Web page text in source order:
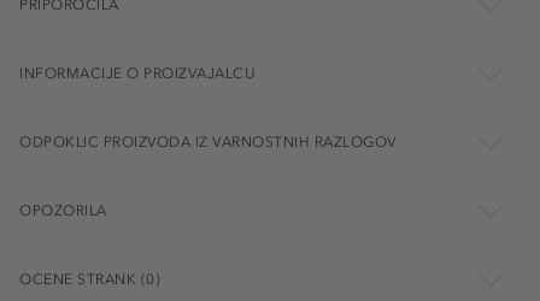
PRIPOROČILA
INFORMACIJE O PROIZVAJALCU
ODPOKLIC PROIZVODA IZ VARNOSTNIH RAZLOGOV
OPOZORILA
OCENE STRANK (0)